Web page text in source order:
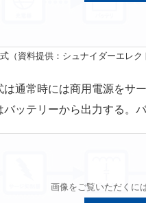
（資料提供：シュナイダーエレク
通常時には商用電源をサ
ッテリーから出力する。
画像をご覧いただくに